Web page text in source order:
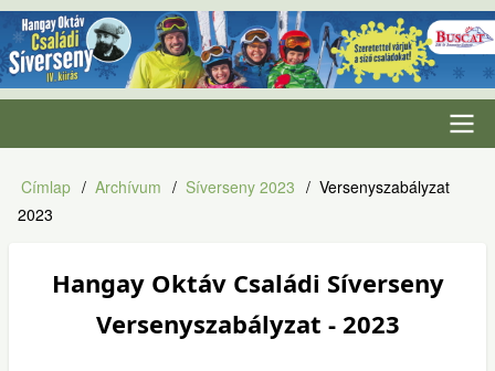
Ugrás
a
tartalomra
Fő
navigáció
Morzsa
Címlap Archívum Síverseny 2023
Versenyszabályzat
2023
Hangay Oktáv Családi Síverseny
Versenyszabályzat - 2023